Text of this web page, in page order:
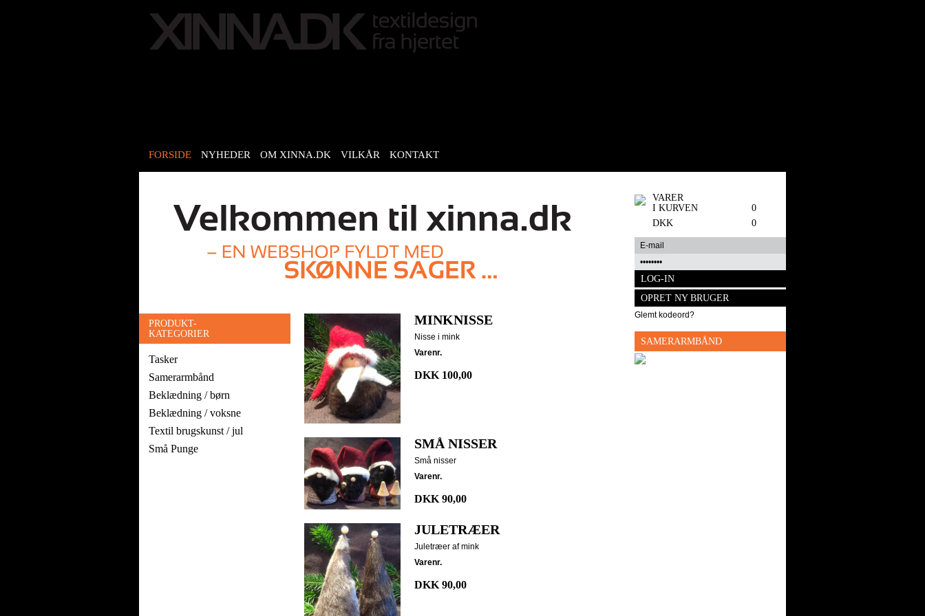
FORSIDE NYHEDER OM XINNA.DK VILKÅR KONTAKT
PRODUKT-
KATEGORIER
Tasker
Samerarmbånd
Beklædning / børn
Beklædning / voksne
Textil brugskunst / jul
Små Punge
MINKNISSE
Nisse i mink
Varenr.
DKK 100,00
SMÅ NISSER
Små nisser
Varenr.
DKK 90,00
JULETRÆER
Juletræer af mink
Varenr.
DKK 90,00
VARER
I KURVEN
0
DKK
0
OPRET NY BRUGER
Glemt kodeord?
SAMERARMBÅND